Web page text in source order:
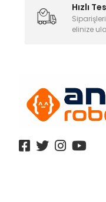
Hızlı
elinize